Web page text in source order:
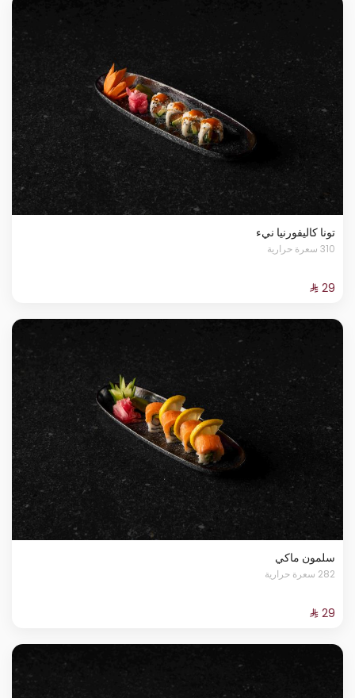
تونا كاليفورنيا نيء
310 سعرة حرارية
سلمون ماكي
282 سعرة حرارية